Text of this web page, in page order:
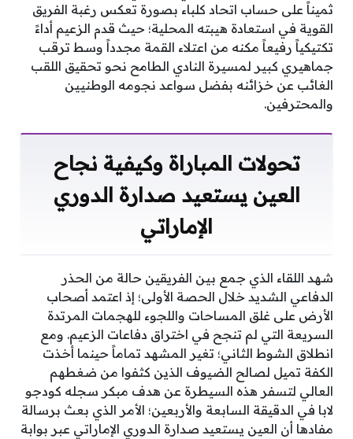
ثميناً على حساب اتحاد كلباء بصورة تعكس رغبة الفريق
القوية في استعادة هيبته المحلية؛ حيث قدم الزعيم أداءً
تكتيكياً رفيعاً مكنه من اعتلاء القمة مجدداً وسط ترقب
جماهيري كبير لمسيرة النادي الطامح نحو تحقيق اللقب
الغائب عن خزائنه بفضل سواعد نجومه الوطنيين
والمحترفين.
تحولات المباراة وكيفية نجاح
العين يستعيد صدارة الدوري
الإماراتي
شهد اللقاء الذي جمع بين الفريقين حالة من الحذر
الدفاعي الشديد خلال الحصة الأولى؛ إذ اعتمد أصحاب
الأرض على غلق المساحات واللجوء للهجمات المرتدة
السريعة التي لم تنجح في اختراق دفاعات الزعيم. ومع
انطلاق الشوط الثاني؛ تغير المشهد تماماً حينما أخذت
الكفة تميل لصالح الضيوف الذين كثفوا من ضغطهم
العالي لتسفر هذه السيطرة عن هدف مبكر سجله كودجو
لابا في الدقيقة السابعة والأربعين؛ الأمر الذي بعث برسالة
مفادها أن العين يستعيد صدارة الدوري الإماراتي عبر بوابة